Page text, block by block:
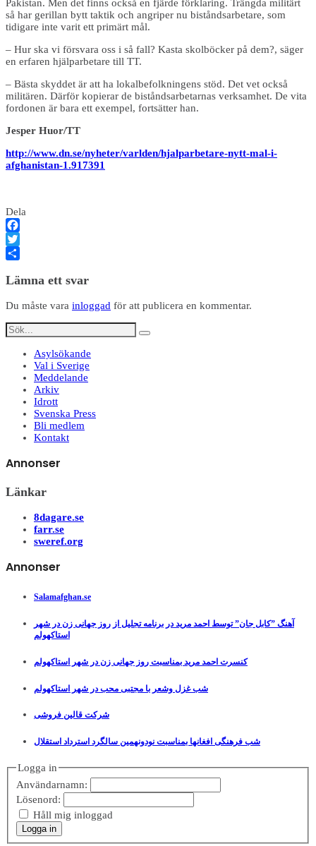
Pakistan. Men det finns också en fjärde förklaring. Trängda militärt
så har gerillan bytt taktik och angriper nu biståndsarbetare, som
tidigare inte varit ett primärt mål.
– Hur ska vi försvara oss i så fall? Kasta skolböcker på dem?, säger
en erfaren hjälparbetare till TT.
– Bästa skyddet är att ha lokalbefolkningens stöd. Det vet också
militären. Därför kopierar de biståndsarbetarnas verksamhet. De vita
fordonen är bara ett exempel, fortsätter han.
Jesper Huor/TT
http://www.dn.se/nyheter/varlden/hjalparbetare-nytt-mal-i-
afghanistan-1.917391
Dela
Facebook
Twitter
Lämna ett svar
Du måste vara inloggad för att publicera en kommentar.
Asylsökande
Val i Sverige
Meddelande
Arkiv
Idrott
Svenska Press
Bli medlem
Kontakt
Annonser
Länkar
8dagare.se
farr.se
sweref.org
Annonser
Salamafghan.se
آهنگ ”کابل جان” توسط احمد مرید در برنامه تجلیل از روز جهانی زن در شهر
استاکهولم
کنسرت احمد مرید بمناسبت روز جهانی زن در شهر استاکهولم
شب غزل وشعر با مجتبی محب در شهر استاکهولم
شرکت قالین فروشی
شب فرهنگی افغانها بمناسبت نودونهمین سالگرد استرداد استقلال
Logga in
Användarnamn:
Lösenord:
Håll mig inloggad
Logga in